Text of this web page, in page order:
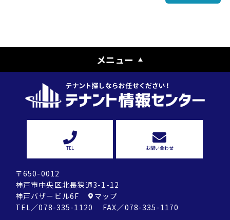
メニュー
TEL お問い合わせ
〒650-0012
神戸市中央区北長狭通3-1-12
神戸バザービル6F
マップ
TEL／078-335-1120 FAX／078-335-1170